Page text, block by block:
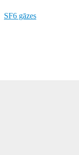
SF6 gāzes